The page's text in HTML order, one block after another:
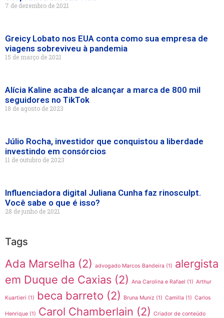
7 de dezembro de 2021
Greicy Lobato nos EUA conta como sua empresa de
viagens sobreviveu à pandemia
15 de março de 2021
Alícia Kaline acaba de alcançar a marca de 800 mil
seguidores no TikTok
18 de agosto de 2023
Júlio Rocha, investidor que conquistou a liberdade
investindo em consórcios
11 de outubro de 2023
Influenciadora digital Juliana Cunha faz rinosculpt.
Você sabe o que é isso?
28 de junho de 2021
Tags
Ada Marselha (2) advogado Marcos Bandeira (1) alergista
em Duque de Caxias (2) Ana Carolina e Rafael (1) Arthur
Kuartieri (1) beca barreto (2) Bruna Muniz (1) Camilla (1) Carlos
Henrique (1) Carol Chamberlain (2) Criador de conteúdo